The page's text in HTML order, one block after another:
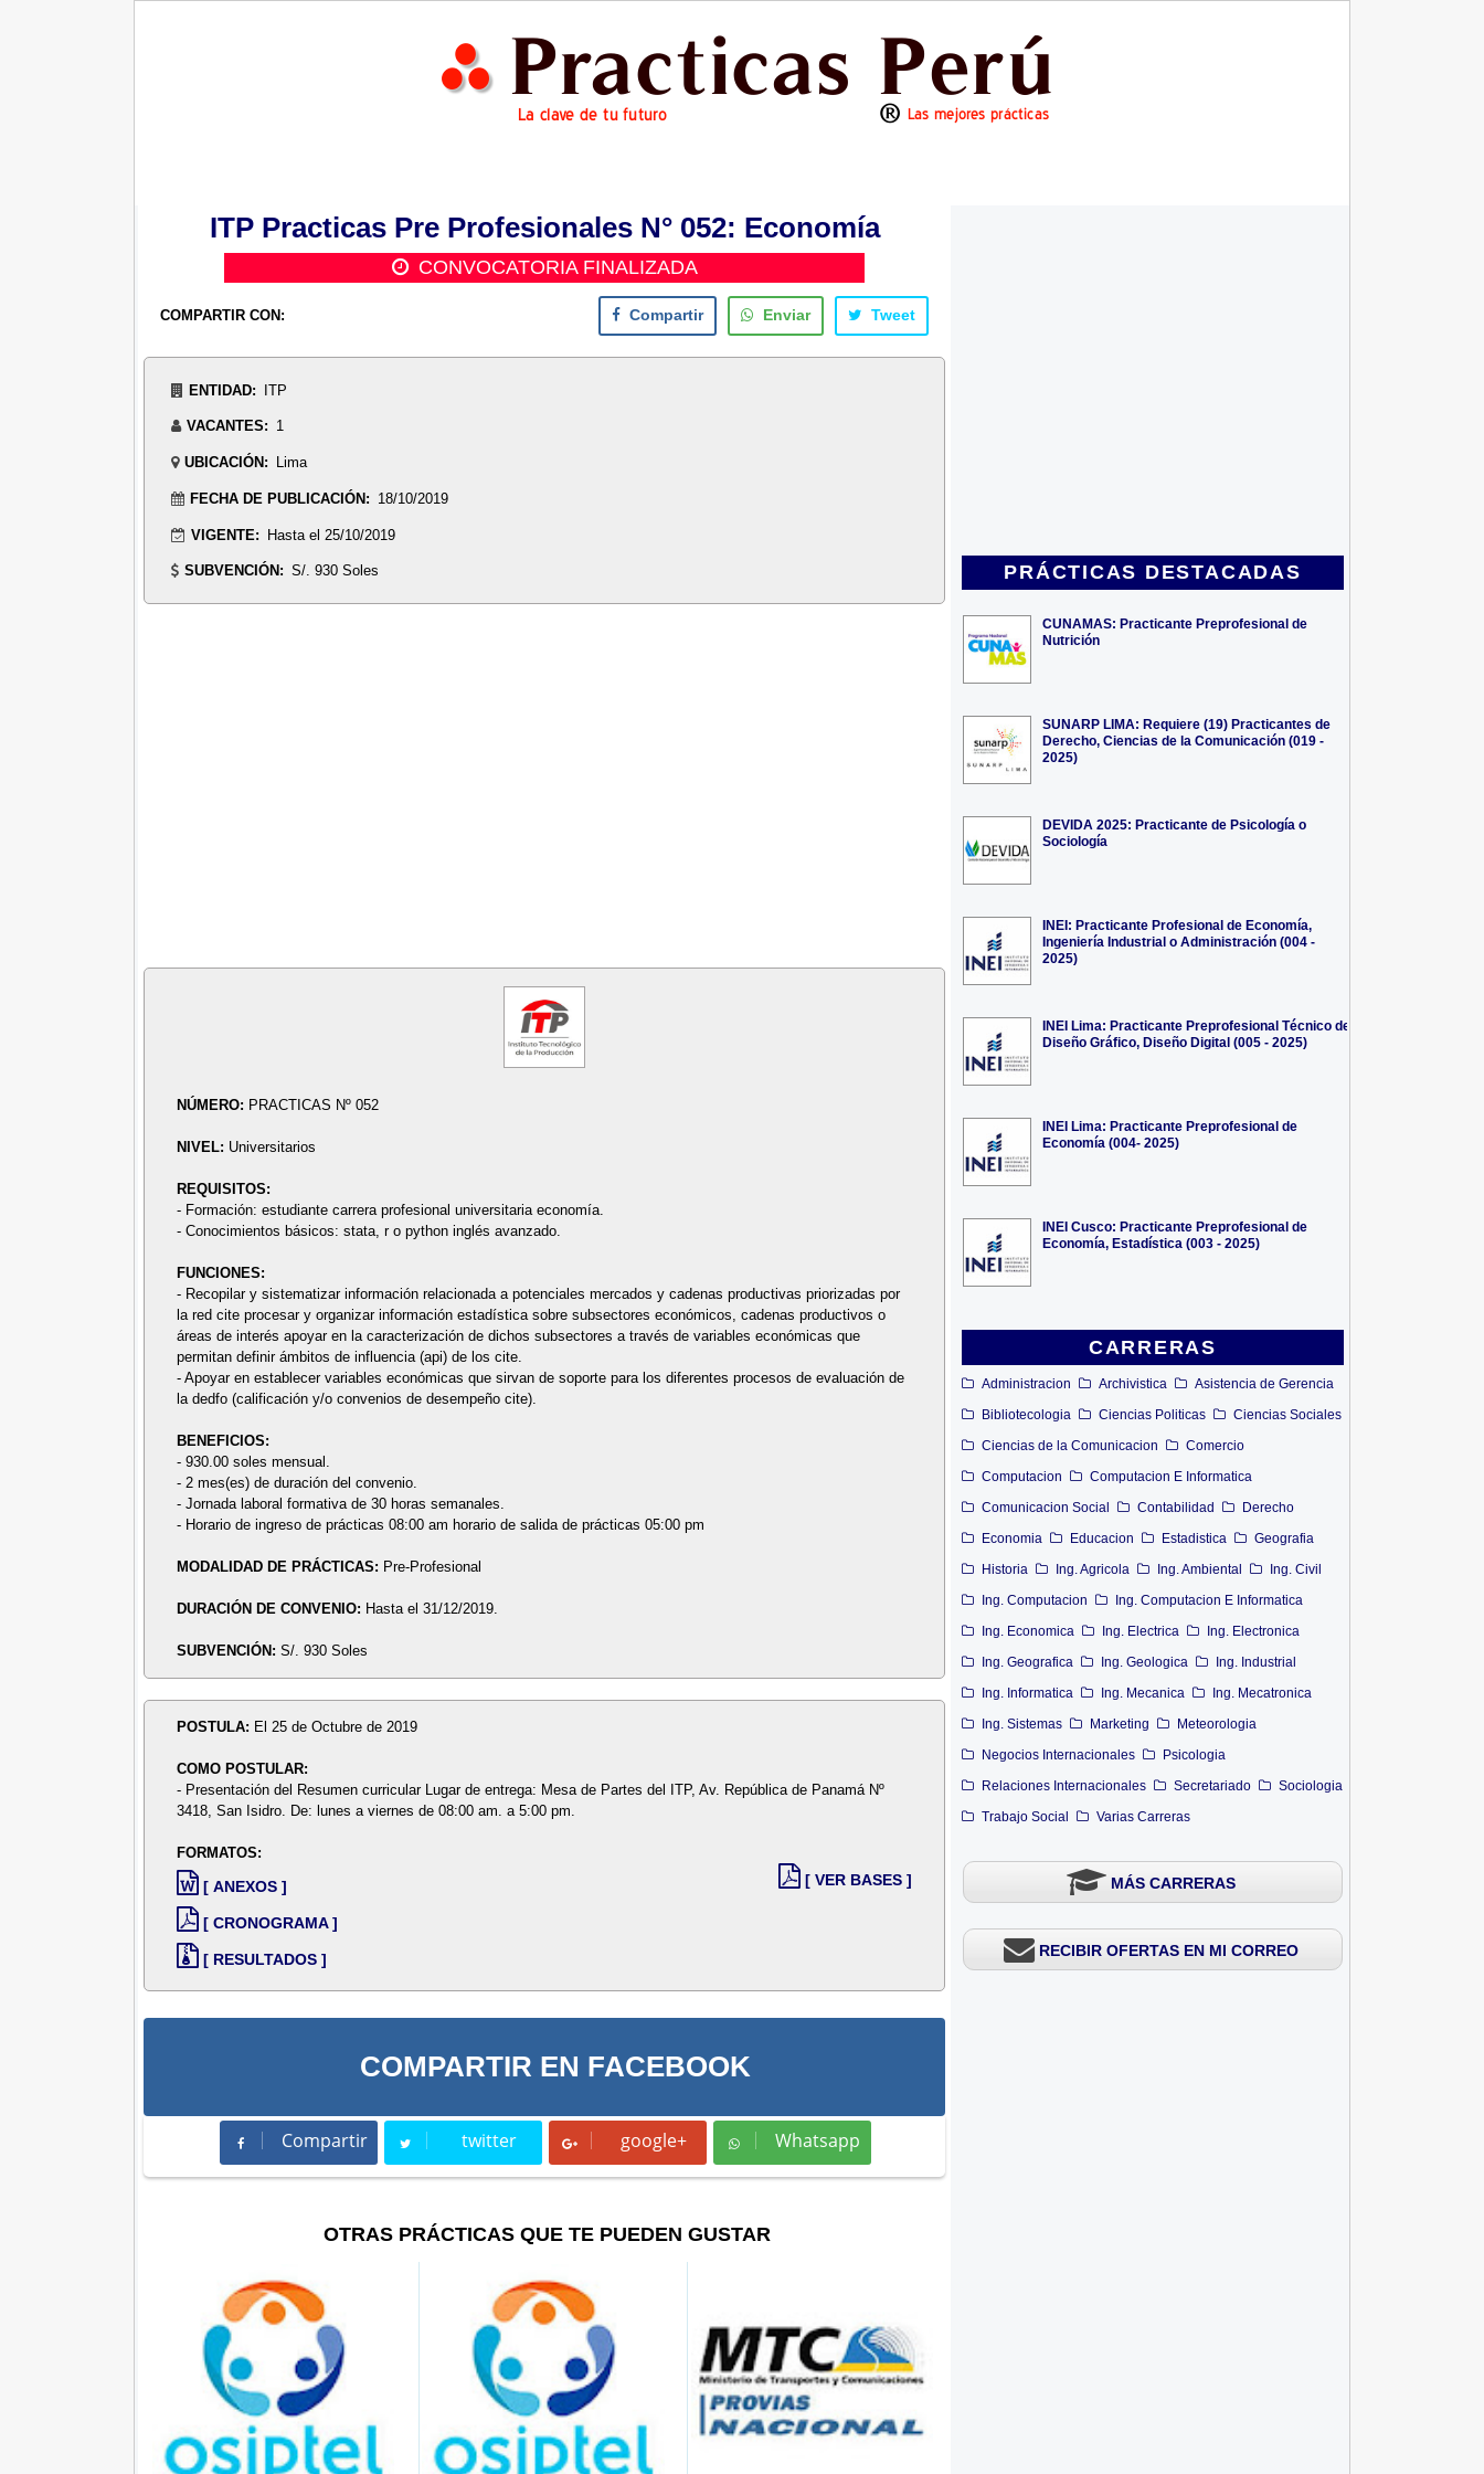
PRÁCTICAS DESTACADAS
CUNAMAS: Practicante Preprofesional de
Nutrición
SUNARP LIMA: Requiere (19) Practicantes de
Derecho, Ciencias de la Comunicación (019 -
2025)
DEVIDA 2025: Practicante de Psicología o
Sociología
INEI: Practicante Profesional de Economía,
Ingeniería Industrial o Administración (004 -
2025)
INEI Lima: Practicante Preprofesional Técnico de
Diseño Gráfico, Diseño Digital (005 - 2025)
INEI Lima: Practicante Preprofesional de
Economía (004- 2025)
INEI Cusco: Practicante Preprofesional de
Economía, Estadística (003 - 2025)
CARRERAS
Administracion Archivistica
Asistencia de Gerencia
Bibliotecologia
Ciencias Politicas
Ciencias Sociales
Ciencias de la Comunicacion
Comercio
Computacion
Computacion E Informatica
Comunicacion Social
Contabilidad
Derecho
Economia
Educacion Estadistica
Geografia
Historia
Ing. Agricola Ing. Ambiental
Ing. Civil
Ing. Computacion
Ing. Computacion E Informatica
Ing. Economica
Ing. Electrica
Ing. Electronica
Ing. Geografica
Ing. Geologica
Ing. Industrial
Ing. Informatica
Ing. Mecanica
Ing. Mecatronica
Ing. Sistemas
Marketing
Meteorologia
Negocios Internacionales
Psicologia
Relaciones Internacionales
Secretariado
Sociologia
Trabajo Social
Varias Carreras
MÁS CARRERAS
RECIBIR OFERTAS EN MI CORREO
ITP Practicas Pre Profesionales N° 052: Economía
CONVOCATORIA FINALIZADA
COMPARTIR CON: Compartir Enviar Tweet
ENTIDAD: ITP
VACANTES: 1
UBICACIÓN: Lima
FECHA DE PUBLICACIÓN: 18/10/2019
VIGENTE: Hasta el 25/10/2019
SUBVENCIÓN: S/. 930 Soles
NÚMERO: PRACTICAS Nº 052
NIVEL: Universitarios
REQUISITOS:
- Formación: estudiante carrera profesional universitaria economía.
- Conocimientos básicos: stata, r o python inglés avanzado.
FUNCIONES:
- Recopilar y sistematizar información relacionada a potenciales mercados y cadenas productivas priorizadas por
la red cite procesar y organizar información estadística sobre subsectores económicos, cadenas productivos o
áreas de interés apoyar en la caracterización de dichos subsectores a través de variables económicas que
permitan definir ámbitos de influencia (api) de los cite.
- Apoyar en establecer variables económicas que sirvan de soporte para los diferentes procesos de evaluación de
la dedfo (calificación y/o convenios de desempeño cite).
BENEFICIOS:
- 930.00 soles mensual.
- 2 mes(es) de duración del convenio.
- Jornada laboral formativa de 30 horas semanales.
- Horario de ingreso de prácticas 08:00 am horario de salida de prácticas 05:00 pm
MODALIDAD DE PRÁCTICAS: Pre-Profesional
DURACIÓN DE CONVENIO: Hasta el 31/12/2019.
SUBVENCIÓN:S/. 930 Soles
POSTULA: El 25 de Octubre de 2019
COMO POSTULAR:
- Presentación del Resumen curricular Lugar de entrega: Mesa de Partes del ITP, Av. República de Panamá Nº
3418, San Isidro. De: lunes a viernes de 08:00 am. a 5:00 pm.
FORMATOS:
[ ANEXOS ]
[ CRONOGRAMA ]
[ RESULTADOS ]
[ VER BASES ]
COMPARTIR EN FACEBOOK
Compartir
Compartir twitter
Tweet google+ Whatsapp
Whatsapp
OTRAS PRÁCTICAS QUE TE PUEDEN GUSTAR